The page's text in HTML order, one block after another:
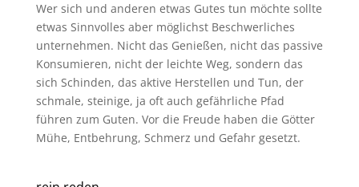
Wer sich und anderen etwas Gutes tun möchte sollte
etwas Sinnvolles aber möglichst Beschwerliches
unternehmen. Nicht das Genießen, nicht das passive
Konsumieren, nicht der leichte Weg, sondern das
sich Schinden, das aktive Herstellen und Tun, der
schmale, steinige, ja oft auch gefährliche Pfad
führen zum Guten. Vor die Freude haben die Götter
Mühe, Entbehrung, Schmerz und Gefahr gesetzt.